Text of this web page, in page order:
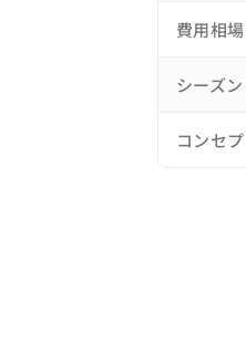
18:00　撮
長い時間
お二人の
費用相場
シーズン
コンセ